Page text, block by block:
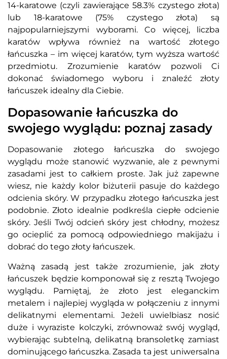
14-karatowe (czyli zawierające 58.3% czystego złota)
lub 18-karatowe (75% czystego złota) są
najpopularniejszymi wyborami. Co więcej, liczba
karatów wpływa również na wartość złotego
łańcuszka – im więcej karatów, tym wyższa wartość
przedmiotu. Zrozumienie karatów pozwoli Ci
dokonać świadomego wyboru i znaleźć złoty
łańcuszek idealny dla Ciebie.
Dopasowanie łańcuszka do
swojego wyglądu: poznaj zasady
Dopasowanie złotego łańcuszka do swojego
wyglądu może stanowić wyzwanie, ale z pewnymi
zasadami jest to całkiem proste. Jak już zapewne
wiesz, nie każdy kolor biżuterii pasuje do każdego
odcienia skóry. W przypadku złotego łańcuszka jest
podobnie. Złoto idealnie podkreśla ciepłe odcienie
skóry. Jeśli Twój odcień skóry jest chłodny, możesz
go ocieplić za pomocą odpowiedniego makijażu i
dobrać do tego złoty łańcuszek.
Ważną zasadą jest także zrozumienie, jak złoty
łańcuszek będzie komponował się z resztą Twojego
wyglądu. Pamiętaj, że złoto jest eleganckim
metalem i najlepiej wygląda w połączeniu z innymi
delikatnymi elementami. Jeżeli uwielbiasz nosić
duże i wyraziste kolczyki, zrównoważ swój wygląd,
wybierając subtelną, delikatną bransoletkę zamiast
dominującego łańcuszka. Zasada ta jest uniwersalna